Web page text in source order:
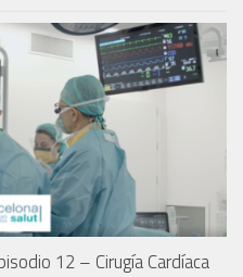
12 – Cirugía Cardíaca